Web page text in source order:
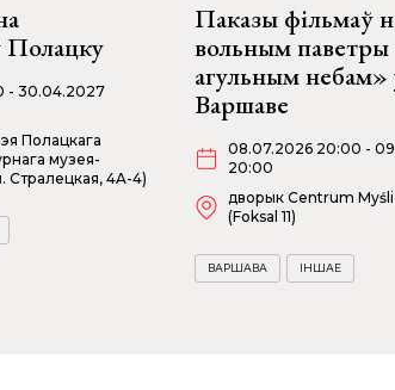
Полацку
- 30.04.2027
Полацкага
музея-
Стралецкая, 4A-4)
Паказы фільмаў
вольным
агульным небам»
Варшаве
08.07.2026 20:00 -
20:00
дворык Centrum Myśli
(Foksal 11)
ВАРШАВА ІНШАЕ